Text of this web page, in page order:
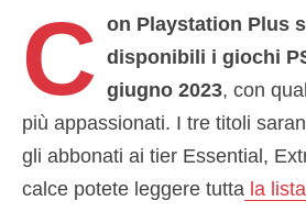
C on Playstation Plus
disponibili i giochi
giugno 2023, con
più appassionati. I tre titoli
gli abbonati ai tier Essential,
calce potete leggere tutta la